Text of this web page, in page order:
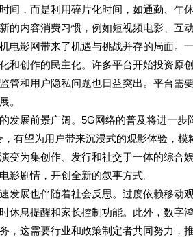
间，而是利用碎片化时间，如通勤、午
的内容消费习惯，例如短视频电影、互
电影网带来了机遇与挑战并存的局面
和创作的民主化。许多平台开始投资原
管和用户隐私问题也日益突出。平台需
。
发展前景广阔。5G网络的普及将进一
有望为用户带来沉浸式的观影体验，
变为集创作、发行和社交于一体的综合
影剧情，开创全新的叙事方式。
发展也伴随着社会反思。过度依赖移动
休息提醒和家长控制功能。此外，数
，这需要行业和政策制定者共同努力，